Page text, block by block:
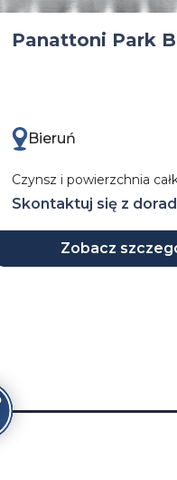
Panattoni Park
Bieruń
Czynsz i powierzchnia
Skontaktuj się z
Zobacz